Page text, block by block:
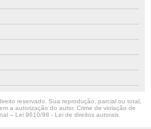
reservado. Sua reprodução, parcial ou total,
a autorização do autor. Crime de violação de
– Lei 9610/98 - Lei de direitos autorais